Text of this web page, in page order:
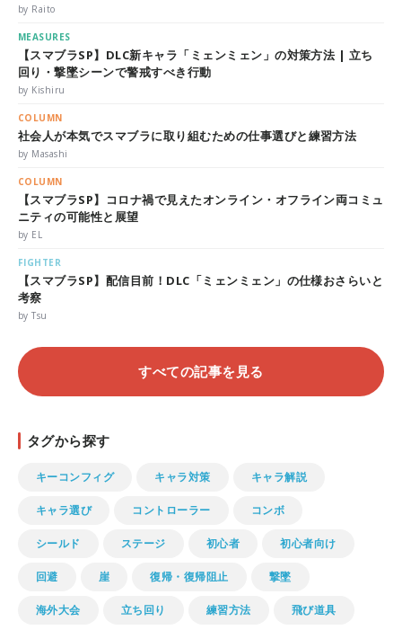
by Raito
MEASURES
【スマブラSP】DLC新キャラ「ミェンミェン」の対策方法 | 立ち
回り・撃墜シーンで警戒すべき行動
by Kishiru
COLUMN
社会人が本気でスマブラに取り組むための仕事選びと練習方法
by Masashi
COLUMN
【スマブラSP】コロナ禍で見えたオンライン・オフライン両コミュ
ニティの可能性と展望
by EL
FIGHTER
【スマブラSP】配信目前！DLC「ミェンミェン」の仕様おさらいと
考察
by Tsu
すべての記事を見る
タグから探す
キーコンフィグ キャラ対策 キャラ解説
キャラ選び コントローラー コンボ
シールド ステージ 初心者 初心者向け
回避 崖 復帰・復帰阻止 撃墜
海外大会 立ち回り 練習方法 飛び道具